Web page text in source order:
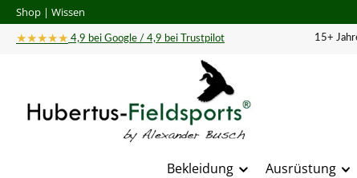
Hauptinhalt springen
Zur Suche springen
Zur Hauptnavigation springen
Shop | Wissen
★★★★★ 4,9 bei Google / 4,9 bei Trustpilot 15+
Bekleidung Ausrüstung